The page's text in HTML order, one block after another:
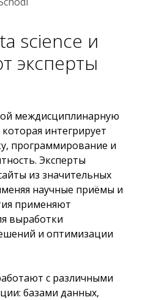
science и
эксперты
междисциплинарную
интегрирует
программирование и
Эксперты
из значительных
научные приёмы и
применяют
выработки
и оптимизации
с различными
базами данных,